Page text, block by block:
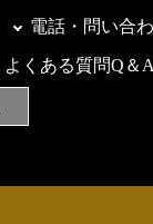
電話・問い合
よくある質問Q＆A